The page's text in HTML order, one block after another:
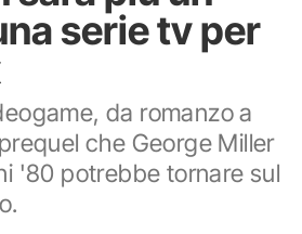
serie tv per
da romanzo a
che George Miller
'80 potrebbe tornare sul